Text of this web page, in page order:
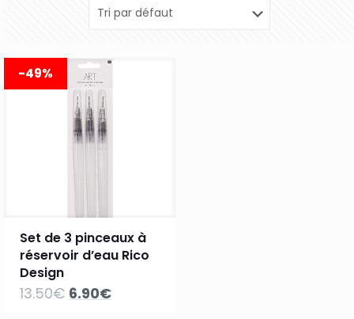
-49%
Set de 3 pinceaux à
réservoir d’eau Rico
Design
13.50€ Le
6.90€Le